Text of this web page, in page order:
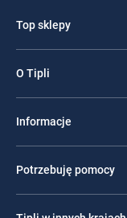
Top sklepy
O Tipli
Informacje
Potrzebuję pomocy